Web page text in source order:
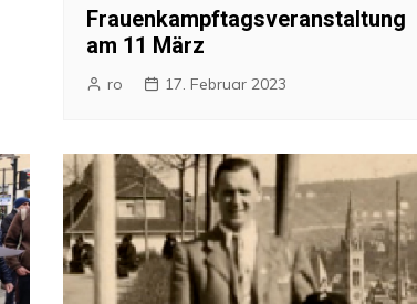
Frauenkampftagsveranstaltung
am 11 März
ro 17. Februar 2023